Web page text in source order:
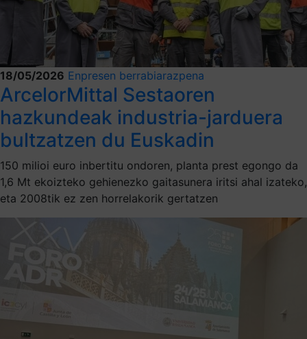
18/05/2026 Enpresen berrabiarazpena
ArcelorMittal Sestaoren
hazkundeak industria-jarduera
bultzatzen du Euskadin
150 milioi euro inbertitu ondoren, planta prest egongo da
1,6 Mt ekoizteko gehienezko gaitasunera iritsi ahal izateko,
eta 2008tik ez zen horrelakorik gertatzen